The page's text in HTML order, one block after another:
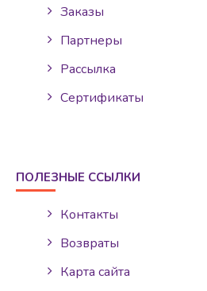
Заказы
Партнеры
Рассылка
Сертификаты
ПОЛЕЗНЫЕ ССЫЛКИ
Контакты
Возвраты
Карта сайта